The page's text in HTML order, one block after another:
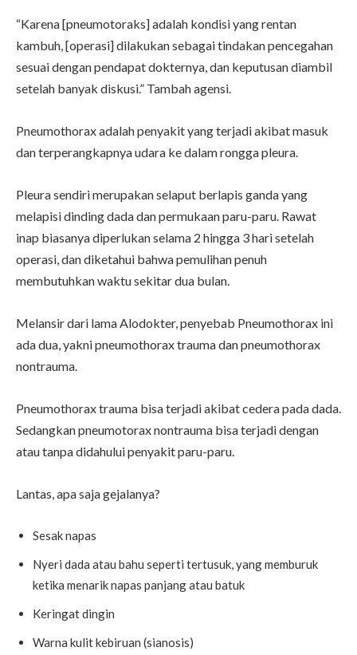
“Karena [pneumotoraks] adalah kondisi yang rentan
kambuh, [operasi] dilakukan sebagai tindakan pencegahan
sesuai dengan pendapat dokternya, dan keputusan diambil
setelah banyak diskusi.” Tambah agensi.
Pneumothorax adalah penyakit yang terjadi akibat masuk
dan terperangkapnya udara ke dalam rongga pleura.
Pleura sendiri merupakan selaput berlapis ganda yang
melapisi dinding dada dan permukaan paru-paru. Rawat
inap biasanya diperlukan selama 2 hingga 3 hari setelah
operasi, dan diketahui bahwa pemulihan penuh
membutuhkan waktu sekitar dua bulan.
Melansir dari lama Alodokter, penyebab Pneumothorax ini
ada dua, yakni pneumothorax trauma dan pneumothorax
nontrauma.
Pneumothorax trauma bisa terjadi akibat cedera pada dada.
Sedangkan pneumotorax nontrauma bisa terjadi dengan
atau tanpa didahului penyakit paru-paru.
Lantas, apa saja gejalanya?
Sesak napas
Nyeri dada atau bahu seperti tertusuk, yang memburuk
ketika menarik napas panjang atau batuk
Keringat dingin
Warna kulit kebiruan (sianosis)